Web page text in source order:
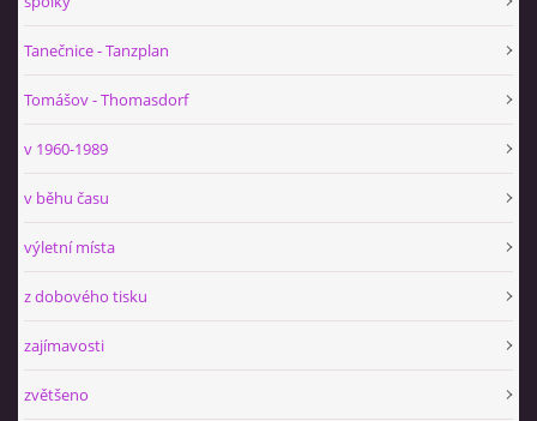
Tanečnice - Tanzplan
Tomášov - Thomasdorf
v 1960-1989
v běhu času
výletní místa
z dobového tisku
zajímavosti
zvětšeno